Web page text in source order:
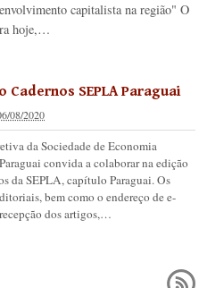
capitalista na região" O
hoje,…
Cadernos SEPLA Paraguai
08/2020
da Sociedade de Economia
convida a colaborar na edição
da SEPLA, capítulo Paraguai. Os
bem como o endereço de e-
dos artigos,…